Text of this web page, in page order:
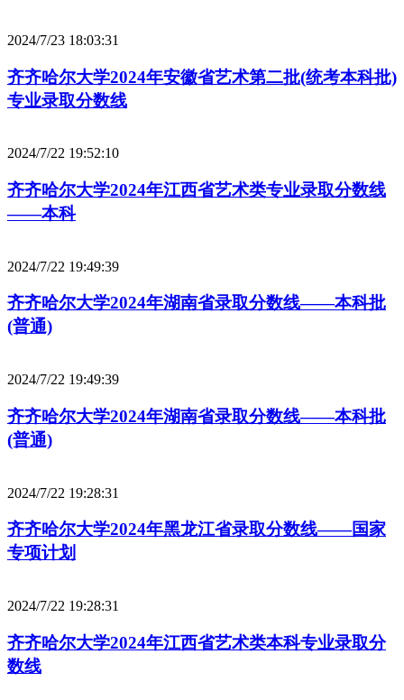
2024/7/23 18:03:31
齐齐哈尔大学2024年安徽省艺术第二批(统考本科批)
专业录取分数线
2024/7/22 19:52:10
齐齐哈尔大学2024年江西省艺术类专业录取分数线
——本科
2024/7/22 19:49:39
齐齐哈尔大学2024年湖南省录取分数线——本科批
(普通)
2024/7/22 19:49:39
齐齐哈尔大学2024年湖南省录取分数线——本科批
(普通)
2024/7/22 19:28:31
齐齐哈尔大学2024年黑龙江省录取分数线——国家
专项计划
2024/7/22 19:28:31
齐齐哈尔大学2024年江西省艺术类本科专业录取分
数线